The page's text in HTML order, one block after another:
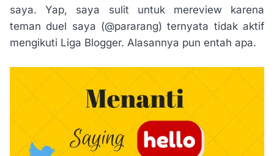
saya. Yap, saya sulit untuk mereview karena
teman duel saya (@pararang) ternyata tidak aktif
mengikuti Liga Blogger. Alasannya pun entah apa.